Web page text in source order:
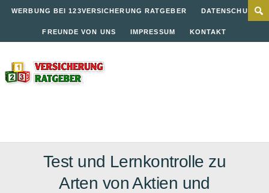
WERBUNG BEI 123VERSICHERUNG RATGEBER DATENSCHUTZ
FREUNDE VON UNS IMPRESSUM KONTAKT
Test und Lernkontrolle zu
Arten von Aktien und